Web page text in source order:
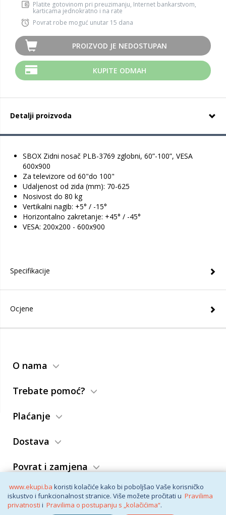
www.ekupi.ba koristi kolačiće kako bi poboljšao Vaše korisničko
iskustvo i funkcionalnost stranice. Više možete pročitati u Pravilima
privatnosti i Pravilima o postupanju s „kolačićima“.
Platite gotovinom pri preuzimanju, Internet bankarstvom,
karticama jednokratno i na rate
Povrat robe moguć unutar 15 dana
PROIZVOD JE NEDOSTUPAN
KUPITE ODMAH
Detalji proizvoda
SBOX Zidni nosač PLB-3769 zglobni, 60”-100”, VESA
600x900
Za televizore od 60"do 100"
Udaljenost od zida (mm): 70-625
Nosivost do 80 kg
Vertikalni nagib: +5° / -15°
Horizontalno zakretanje: +45° / -45°
VESA: 200x200 - 600x900
Specifikacije
Ocjene
O nama
Trebate pomoć?
Plaćanje
Dostava
Povrat i zamjena
Opći uslovi